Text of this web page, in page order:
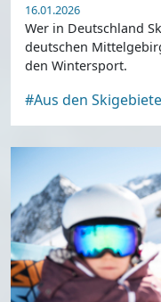
16.01.2026
Wer in Deutschland
deutschen
den Wintersport.
#Aus den